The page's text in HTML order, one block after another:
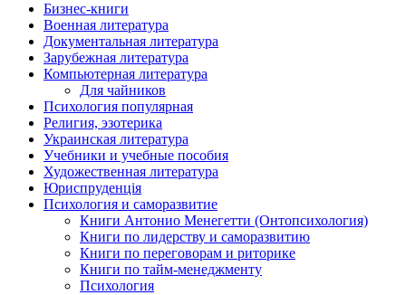
Бизнес-книги
Военная литература
Документальная литература
Зарубежная литература
Компьютерная литература
Для чайников
Психология популярная
Религия, эзотерика
Украинская литература
Учебники и учебные пособия
Художественная литература
Юриспруденція
Психология и саморазвитие
Книги Антонио Менегетти (Онтопсихология)
Книги по лидерству и саморазвитию
Книги по переговорам и риторике
Книги по тайм-менеджменту
Психология